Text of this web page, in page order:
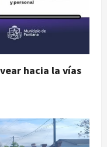
hacia la vías